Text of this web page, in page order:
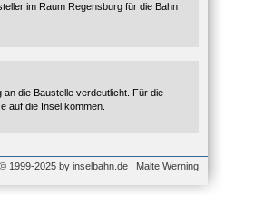
im Raum Regensburg für die Bahn
die Baustelle verdeutlicht. Für die
auf die Insel kommen.
© 1999-2025 by inselbahn.de | Malte Werning